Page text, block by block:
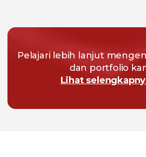
Pelajari lebih lanjut
dan portfolio
Lihat